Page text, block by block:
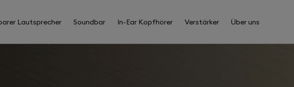
Lautsprecher Soundbar In-Ear Kopfhörer Verstärker Über uns